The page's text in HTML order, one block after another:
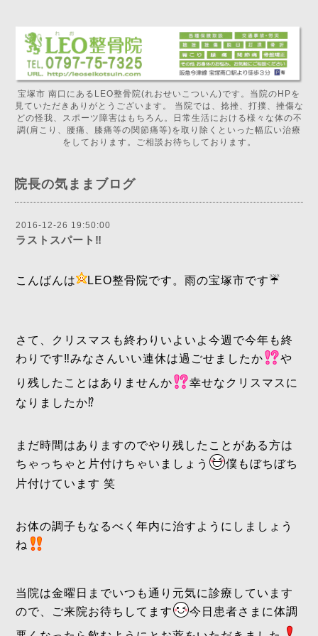
宝塚市 南口にあるLEO整骨院(れおせいこついん)です。当院のHPを
見ていただきありがとうございます。 当院では、捻挫、打撲、挫傷な
どの怪我、スポーツ障害はもちろん。日常生活における様々な体の不
調(肩こり、腰痛、膝痛等の関節痛等)を取り除くといった幅広い治療
をしております。ご相談お待ちしております。
院長の気ままブログ
2016-12-26 19:50:00
ラストスパート‼️
こんばんは LEO整骨院です。雨の宝塚市です☔️
さて、クリスマスも終わりいよいよ今週で今年も終
わりです‼️みなさんいい連休は過ごせましたか
や
り残したことはありませんか
幸せなクリスマスに
なりましたか⁉️
まだ時間はありますのでやり残したことがある方は
ちゃっちゃと片付けちゃいましょう
僕もぼちぼち
片付けています 笑
お体の調子もなるべく年内に治すようにしましょう
ね
当院は金曜日までいつも通り元気に診療しています
ので、ご来院お待ちしてます
今日患者さまに体調